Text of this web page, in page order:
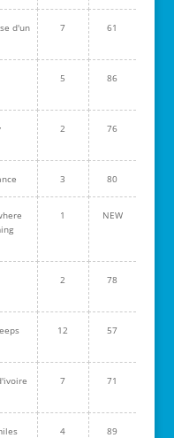
d'un
7 61
5 86
2 76
3 80
1 NEW
2 78
12 57
7 71
4 89